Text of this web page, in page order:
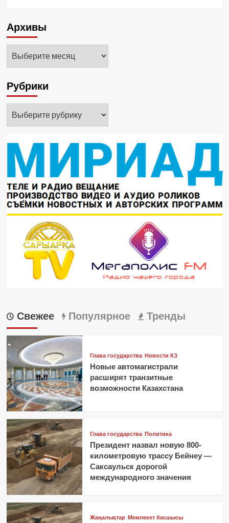
Архивы
Рубрики
Свежее Популярное Тренды
Глава государства Новости КЗ
Новые автомагистрали
расширят транзитные
возможности Казахстана
Глава государства Политика
Президент назвал новую 800-
километровую трассу Бейнеу —
Саксаульск дорогой
международного значения
Жаңалықтар Мемлекет басшысы